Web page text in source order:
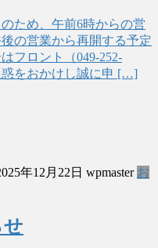
ため、午前6時からの営
の営業から再開する予定
フロント（049-252-
惑をおかけし誠に申 […]
年12月22日 wpmaster お